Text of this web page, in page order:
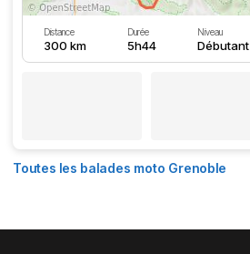
Distance
300 km
Durée
5h44
Niveau
Débutant
Toutes les balades moto Grenoble